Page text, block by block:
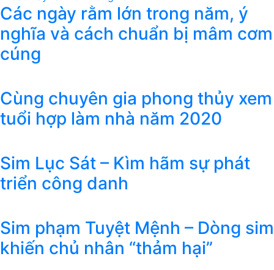
Các ngày rằm lớn trong năm, ý
nghĩa và cách chuẩn bị mâm cơm
cúng
Cùng chuyên gia phong thủy xem
tuổi hợp làm nhà năm 2020
Sim Lục Sát – Kìm hãm sự phát
triển công danh
Sim phạm Tuyệt Mệnh – Dòng sim
khiến chủ nhân “thảm hại”